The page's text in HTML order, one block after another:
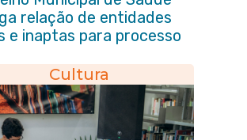
relação de entidades
e inaptas para processo
Cultura